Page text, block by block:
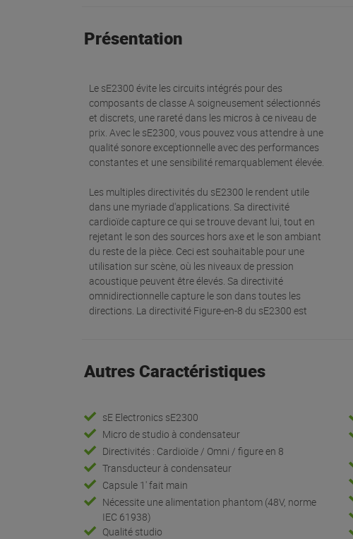
Présentation
Le sE2300 évite les circuits intégrés pour des
composants de classe A soigneusement sélectionnés
et discrets, une rareté dans les micros à ce niveau de
prix. Avec le sE2300, vous pouvez vous attendre à une
qualité sonore exceptionnelle avec des performances
constantes et une sensibilité remarquablement élevée.
Les multiples directivités du sE2300 le rendent utile
dans une myriade d'applications. Sa directivité
cardioïde capture ce qui se trouve devant lui, tout en
rejetant le son des sources hors axe et le son ambiant
du reste de la pièce. Ceci est souhaitable pour une
utilisation sur scène, où les niveaux de pression
acoustique peuvent être élevés. Sa directivité
omnidirectionnelle capture le son dans toutes les
directions. La directivité Figure-en-8 du sE2300 est
Autres Caractéristiques
sE Electronics sE2300
Micro de studio à condensateur
Directivités : Cardioïde / Omni / figure en 8
Transducteur à condensateur
Capsule 1' fait main
Nécessite une alimentation phantom (48V, norme
IEC 61938)
Qualité studio